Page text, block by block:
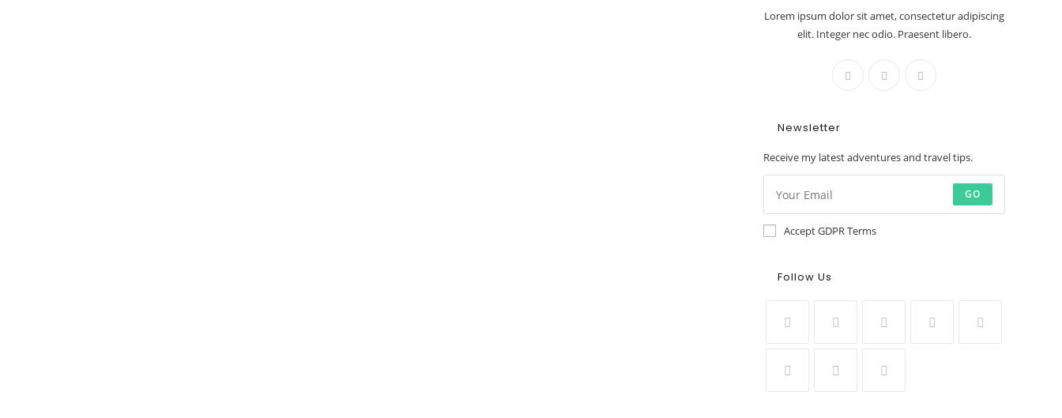
Lorem ipsum dolor sit amet, consectetur adipiscing
elit. Integer nec odio. Praesent libero.
Newsletter
Receive my latest adventures and travel tips.
GO
Accept GDPR Terms
Follow Us